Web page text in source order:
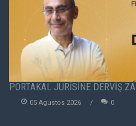
PORTAKAL JÜRİSİNE DERVİŞ
05 Agustos 2026 0